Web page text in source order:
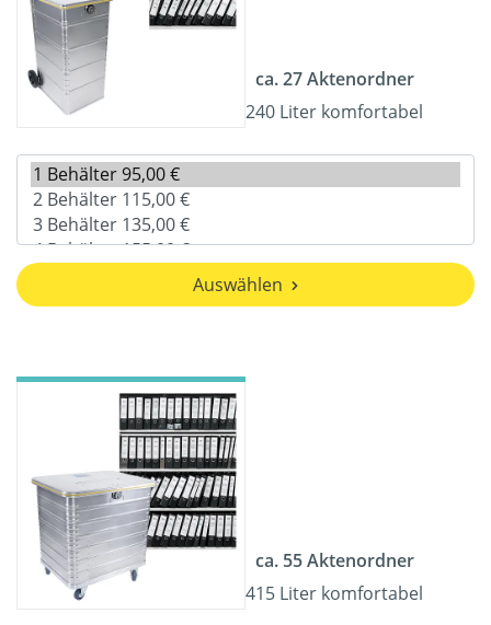
ca. 27 Aktenordner
240 Liter komfortabel
Auswählen
ca. 55 Aktenordner
415 Liter komfortabel